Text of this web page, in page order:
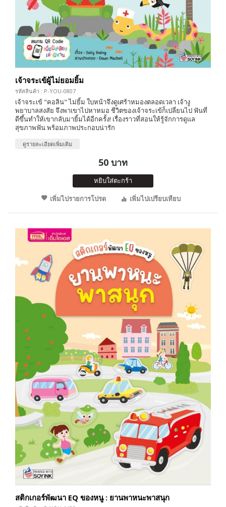
เจ้าจระเข้ผู้ไม่ยอมยิ้ม
รหัสสินค้า : P-YOU-0807
เจ้าจระเข้ "คอลิน" ไม่ยิ้ม ใบหน้าจึงดูเศร้าหมองตลอดเวลา เจ้างู
พยาบาลสงสัย จึงพาเขาไปหาหมอ ชีวิตของเจ้าจระเข้ก็เปลี่ยนไป ฟันที่
ดีขึ้นทำให้เขากลับมายิ้มได้อีกครั้ง! เรื่องราวที่สอนให้รู้จักการดูแล
สุขภาพฟัน พร้อมภาพประกอบน่ารัก
ดูรายละเอียดเพิ่มเติม
50 บาท
หยิบใส่ตะกร้า
เพิ่มไปรายการโปรด
เพิ่มไปเปรียบเทียบ
สติกเกอร์พัฒนา EQ ของหนู : ยานพาหนะพาสนุก